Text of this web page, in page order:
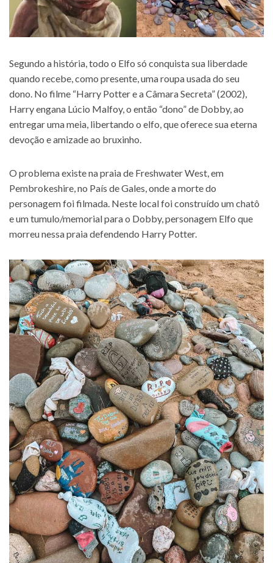
Segundo a história, todo o Elfo só conquista sua liberdade
quando recebe, como presente, uma roupa usada do seu
dono. No filme “Harry Potter e a Câmara Secreta” (2002),
Harry engana Lúcio Malfoy, o então “dono” de Dobby, ao
entregar uma meia, libertando o elfo, que oferece sua eterna
devoção e amizade ao bruxinho.
O problema existe na praia de Freshwater West, em
Pembrokeshire, no País de Gales, onde a morte do
personagem foi filmada. Neste local foi construído um chatô
e um tumulo/memorial para o Dobby, personagem Elfo que
morreu nessa praia defendendo Harry Potter.